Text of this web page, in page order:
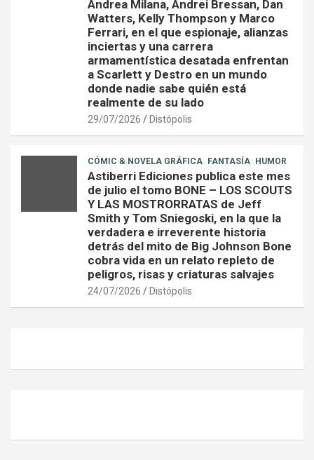
Andrea Milana, Andrei Bressan, Dan
Watters, Kelly Thompson y Marco
Ferrari, en el que espionaje, alianzas
inciertas y una carrera
armamentística desatada enfrentan
a Scarlett y Destro en un mundo
donde nadie sabe quién está
realmente de su lado
29/07/2026 Distópolis
CÓMIC & NOVELA GRÁFICA FANTASÍA HUMOR
Astiberri Ediciones publica este mes
de julio el tomo BONE – LOS SCOUTS
Y LAS MOSTRORRATAS de Jeff
Smith y Tom Sniegoski, en la que la
verdadera e irreverente historia
detrás del mito de Big Johnson Bone
cobra vida en un relato repleto de
peligros, risas y criaturas salvajes
24/07/2026 Distópolis